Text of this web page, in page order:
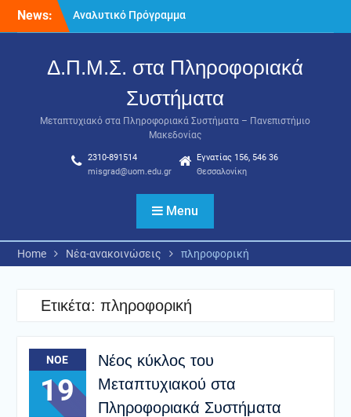
News:
Αναλυτικό Πρόγραμμα
Μαθημάτων Α’ Εαρινού
Παράταση υποβολής
Μεταπτυχιακό στα
Πληροφοριακά Συστήματα
(MIS) έως 15/02/2026
Εαρινού εξαμήνου 2025-
Δ.Π.Μ.Σ. στα Πληροφοριακά
Συστήματα
Μεταπτυχιακό στα Πληροφοριακά Συστήματα – Πανεπιστήμιο
Μακεδονίας
2310-891514
misgrad@uom.edu.gr
Εγνατίας 156, 546 36
Θεσσαλονίκη
Menu
Home Νέα-ανακοινώσεις πληροφορική
Ετικέτα: πληροφορική
ΝΟΈ
19
Νέος κύκλος του
Μεταπτυχιακού στα
Πληροφοριακά Συστήματα